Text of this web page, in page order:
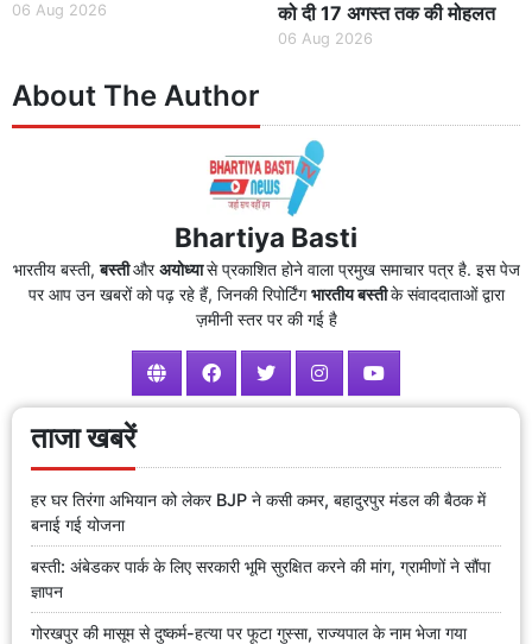
06 Aug 2026
को दी 17 अगस्त तक की मोहलत
06 Aug 2026
About The Author
Bhartiya Basti
भारतीय बस्ती,बस्तीऔरअयोध्यासे प्रकाशित होने वाला प्रमुख समाचार पत्र है. इस पेज
पर आप उन खबरों को पढ़ रहे हैं, जिनकी रिपोर्टिंगभारतीय बस्तीके संवाददाताओं द्वारा
ज़मीनी स्तर पर की गई है
ताजा खबरें
हर घर तिरंगा अभियान को लेकर BJP ने कसी कमर, बहादुरपुर मंडल की बैठक में
बनाई गई योजना
बस्ती: अंबेडकर पार्क के लिए सरकारी भूमि सुरक्षित करने की मांग, ग्रामीणों ने सौंपा
ज्ञापन
गोरखपुर की मासूम से दुष्कर्म-हत्या पर फूटा गुस्सा, राज्यपाल के नाम भेजा गया